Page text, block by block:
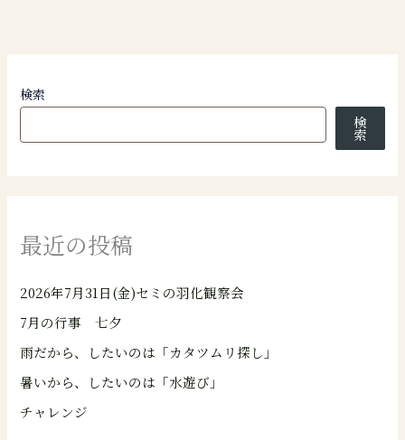
検索
検
索
最近の投稿
2026年7月31日(金)セミの羽化観察会
7月の行事 七夕
雨だから、したいのは「カタツムリ探し」
暑いから、したいのは「水遊び」
チャレンジ